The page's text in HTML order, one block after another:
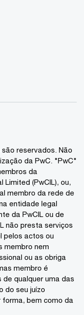
reservados. Não
da PwC. "PwC"
da
(PwCIL), ou,
membro da rede de
entidade legal
da PwCIL ou de
não presta serviços
pelos actos ou
membro nem
ou as obriga
membro é
qualquer uma das
do seu juízo
forma, bem como da